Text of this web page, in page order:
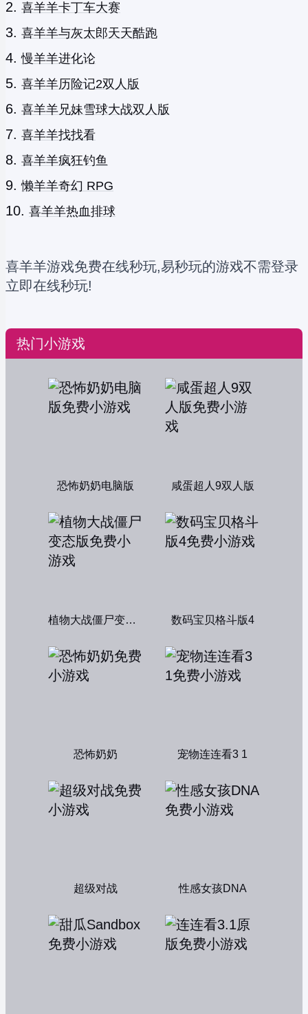
喜羊羊卡丁车大赛
喜羊羊与灰太郎天天酷跑
慢羊羊进化论
喜羊羊历险记2双人版
喜羊羊兄妹雪球大战双人版
喜羊羊找找看
喜羊羊疯狂钓鱼
懒羊羊奇幻 RPG
喜羊羊热血排球
喜羊羊游戏免费在线秒玩,易秒玩的游戏不需登录
立即在线秒玩!
热门小游戏
恐怖奶奶电脑版 咸蛋超人9双人版
植物大战僵尸变态版 数码宝贝格斗版4
恐怖奶奶 宠物连连看3 1
超级对战 性感女孩DNA